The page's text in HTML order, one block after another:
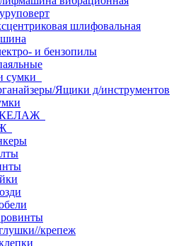
шлифовальная
и бензопилы
сумки
Ящики д/инструментов
крепеж